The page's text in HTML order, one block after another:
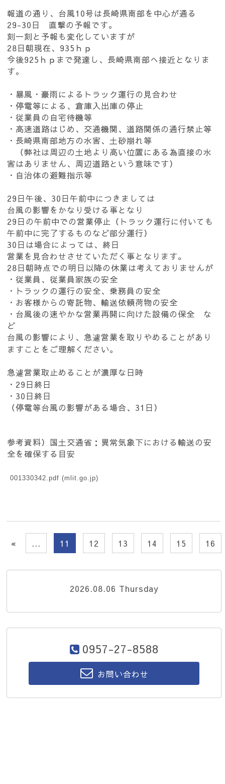
報道の通り、台風10号は長崎県南部を中心が通る
29-30日 直撃の予報です。
刻一刻と予報も変化していますが
28日朝現在、935ｈｐ
今後925ｈｐまで発達し、長崎県南部へ接近となりま
す。
・暴風・豪雨によるトラック運行の見合わせ
・停電等による、倉庫入出庫の停止
・従業員の自宅待機等
・高速道路はじめ、交通機関、道路関係の通行禁止等
・長崎県南部地方の水害、土砂崩れ等
（弊社は周辺の土地より高い位置にある為直接の水
害はありません、周辺道路という意味です）
・自治体の避難指示等
29日午後、30日午前中につきましては
台風の影響をかなり受ける事となり
29日の午前中での営業停止（トラック運行に付いても
午前中に完了するものなど部分運行）
30日は場合によっては、終日
営業を見合わせさせていただく事となります。
28日朝時点での明日以降の休業は考えておりませんが
・従業員、従業員家族の安全
・トラックの運行の安全、乗務員の安全
・お客様からの寄託物、輸送依頼荷物の安全
・台風後の速やかな営業再開に向けた設備の保全 な
ど
台風の影響により、急遽営業を取りやめることがあり
ますことをご理解ください。
急遽営業取止めることが濃厚な日時
・29日終日
・30日終日
（停電等台風の影響がある場合、31日）
参考資料）国土交通省：異常気象下における輸送の安
全を確保する目安
001330342.pdf (mlit.go.jp)
« ... 11 12 13 14 15 16
2026.08.06 Thursday
0957-27-8588
お問い合わせ